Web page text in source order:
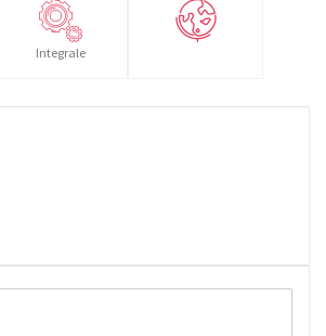
Integrale